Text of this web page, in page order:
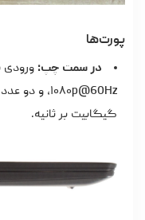
پورت‌ها
در سمت چپ:
گیگابیت بر ثانیه.